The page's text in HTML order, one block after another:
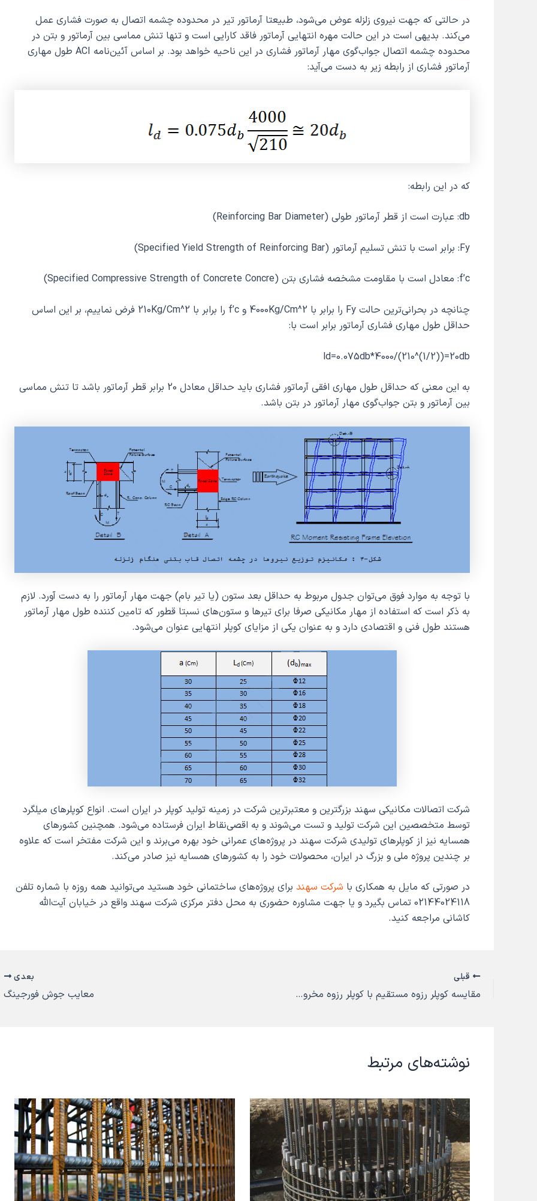
در حالتی که جهت نیروی زلزله عوض می‌شود، طبیعتا آرماتور تیر در محدوده چشمه اتصال به صورت فشاری عمل
می‌کند. بدیهی است در این حالت مهره انتهایی آرماتور فاقد کارایی است و تنها تنش مماسی بین آرماتور و بتن در
محدوده چشمه اتصال جواب‌گوی مهار آرماتور فشاری در این ناحیه خواهد بود. بر اساس آئین‌نامه ACI طول مهاری
آرماتور فشاری از رابطه زیر به دست می‌آید:
که در این رابطه:
db: عبارت است از قطر آرماتور طولی (Reinforcing Bar Diameter)
Fy: برابر است با تنش تسلیم آرماتور (Specified Yield Strength of Reinforcing Bar)
f’c: معادل است با مقاومت مشخصه فشاری بتن (Specified Compressive Strength of Concrete Concre)
چنانچه در بحرانی‌ترین حالت Fy را برابر با 4000Kg/Cm^2 و f’c را برابر با 210Kg/Cm^2 فرض نماییم، بر این اساس
حداقل طول مهاری فشاری آرماتور برابر است با:
ld=0.075db*4000/(210^(1/2))=20db
به این معنی که حداقل طول مهاری افقی آرماتور فشاری باید حداقل معادل 20 برابر قطر آرماتور باشد تا تنش مماسی
بین آرماتور و بتن جواب‌گوی مهار آرماتور در بتن باشد.
با توجه به موارد فوق می‌توان جدول مربوط به حداقل بعد ستون (یا تیر بام) جهت مهار آرماتور را به دست آورد. لازم
به ذکر است که استفاده از مهار مکانیکی صرفا برای تیرها و ستون‌های نسبتا قطور که تامین کننده طول مهار آرماتور
هستند طول فنی و اقتصادی دارد و به عنوان یکی از مزایای کوپلر انتهایی عنوان می‌شود.
شرکت اتصالات مکانیکی سهند بزرگترین و معتبرترین شرکت در زمینه تولید کوپلر در ایران است. انواع کوپلرهای میلگرد
توسط متخصصین این شرکت تولید و تست می‌شوند و به اقصی‌نقاط ایران فرستاده می‌شود. همچنین کشورهای
همسایه نیز از کوپلرهای تولیدی شرکت سهند در پروژه‌های عمرانی خود بهره می‌برند و این شرکت مفتخر است که علاوه
بر چندین پروژه ملی و بزرگ در ایران، محصولات خود را به کشورهای همسایه نیز صادر می‌کند.
در صورتی که مایل به همکاری با شرکت سهند برای پروژه‌های ساختمانی خود هستید می‌توانید همه روزه با شماره تلفن
02144024118 تماس بگیرد و یا جهت مشاوره حضوری به محل دفتر مرکزی شرکت سهند واقع در خیابان آیت‌الله
کاشانی مراجعه کنید.
قبلی
مقایسه کوپلر رزوه مستقیم با کوپلر رزوه مخروطی
بعدی
معایب جوش فورجینگ
نوشته‌های مرتبط